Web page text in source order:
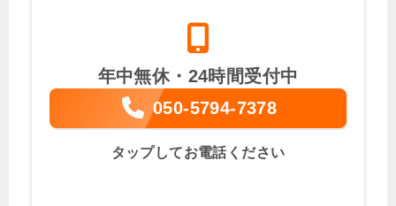
年中無休・24時間受付中
050-5794-7378
タップしてお電話ください